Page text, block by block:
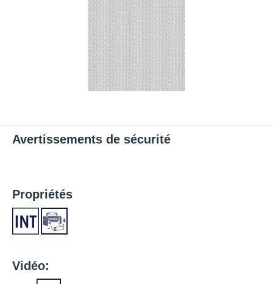
Avertissements de sécurité
Propriétés
Vidéo: